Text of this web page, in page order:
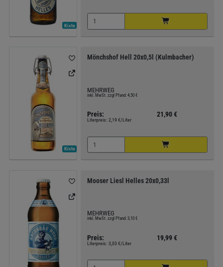
Kiste
Kiste
Mönchshof Hell 20x0,5l (Kulmbacher)
MEHRWEG
inkl. MwSt. zzgl Pfand: 4,50 €
Preis: 21,90 €
Literpreis: 2,19 €/Liter
Mooser Liesl Helles 20x0,33l
MEHRWEG
inkl. MwSt. zzgl Pfand: 3,10 €
Preis: 19,99 €
Literpreis: 3,03 €/Liter